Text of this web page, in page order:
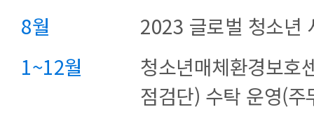
8월
2023 글로벌 청소년
1~12월
청소년매체환경보호
점검단) 수탁 운영(